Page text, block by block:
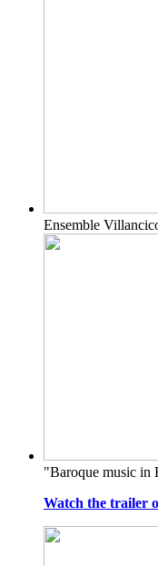
Ensemble
"Baroque music in
Watch the trailer